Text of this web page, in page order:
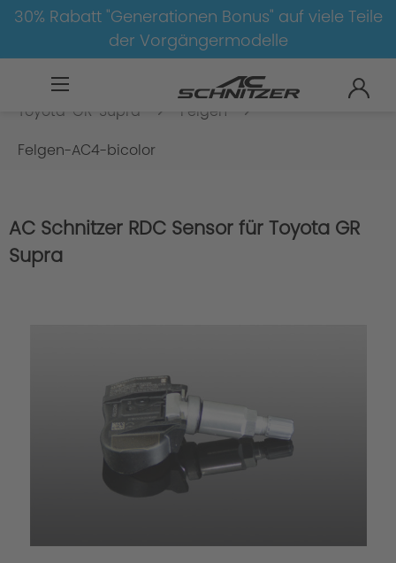
30% Rabatt "Generationen Bonus" auf viele Teile
der Vorgängermodelle
TOYOTA
Toyota GR Supra
Toyota-GR-Supra
Felgen
Felgen-AC4-bicolor
AC Schnitzer RDC Sensor für Toyota GR
Supra